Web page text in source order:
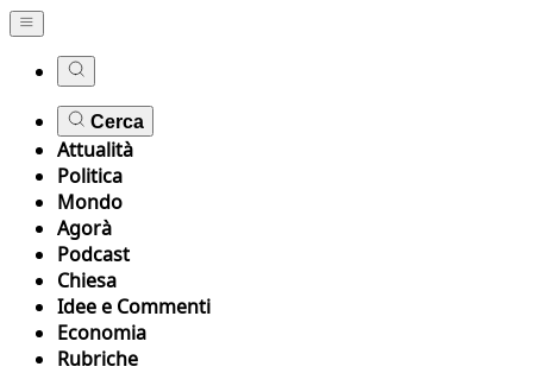
Cerca
Attualità
Politica
Mondo
Agorà
Podcast
Chiesa
Idee e Commenti
Economia
Rubriche